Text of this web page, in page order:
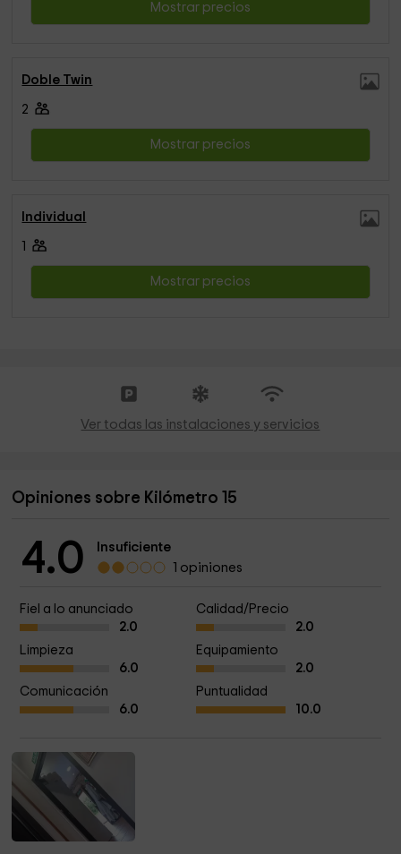
Mostrar precios
Doble Twin
2
Mostrar precios
Individual
Mostrar precios
Ver todas las instalaciones y servicios
Opiniones sobre Kilómetro 15
4.0
Insuficiente
1 opiniones
Fiel a lo anunciado
2.0
Calidad/Precio
2.0
Limpieza
6.0
Equipamiento
2.0
Comunicación
6.0
Puntualidad
10.0